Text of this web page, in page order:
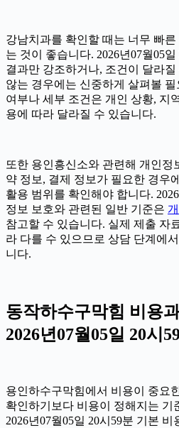
강남치과를 확인할 때는 너무 빠
는 것이 좋습니다. 2026년07월05
결과만 강조하거나, 조건이 달라질
않는 경우에는 신중하게 살펴볼
여부나 세부 조건은 개인 상황, 지
용에 따라 달라질 수 있습니다.
또한 용인흥신소와 관련해 개인정
약 정보, 결제 정보가 필요한 경우
활용 범위를 확인해야 합니다.
정보 보호와 관련된 일반 기준은
참고할 수 있습니다. 실제 제출 자
라 다를 수 있으므로 상담 단계에
니다.
동작하수구막힘 비용
2026년07월05일 20시
용인하수구막힘에서 비용이 중요
확인하기보다 비용이 정해지는 기
2026년07월05일 20시59분 기본